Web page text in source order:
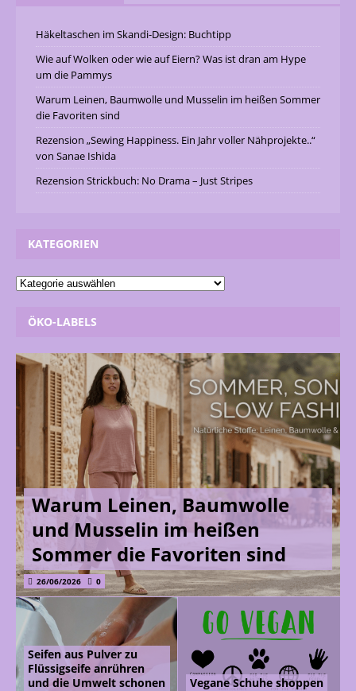
Häkeltaschen im Skandi-Design: Buchtipp
Wie auf Wolken oder wie auf Eiern? Was ist dran am Hype
um die Pammys
Warum Leinen, Baumwolle und Musselin im heißen Sommer
die Favoriten sind
Rezension „Sewing Happiness. Ein Jahr voller Nähprojekte..“
von Sanae Ishida
Rezension Strickbuch: No Drama – Just Stripes
KATEGORIEN
ÖKO-LABELS
Warum Leinen, Baumwolle
und Musselin im heißen
Sommer die Favoriten sind
26/06/2026 0
Seifen aus Pulver zu
Flüssigseife anrühren
und die Umwelt schonen
Vegane Schuhe shoppen